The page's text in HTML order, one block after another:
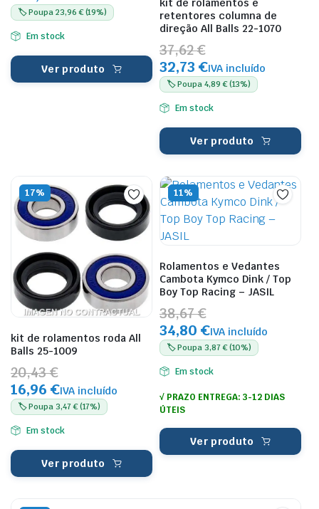
🏷️ Poupa 23,96 € (19%)
Em stock
Ver produto
kit de rolamentos e
retentores columna de
direção All Balls 22-1070
37,62 €
32,73 €IVA incluído
🏷️ Poupa 4,89 € (13%)
Em stock
Ver produto
17%
kit de rolamentos roda All
Balls 25-1009
20,43 €
16,96 €IVA incluído
🏷️ Poupa 3,47 € (17%)
Em stock
Ver produto
11%
Rolamentos e Vedantes
Cambota Kymco Dink / Top
Boy Top Racing – JASIL
38,67 €
34,80 €IVA incluído
🏷️ Poupa 3,87 € (10%)
Em stock
√ PRAZO ENTREGA: 3-12 DIAS
ÚTEIS
Ver produto